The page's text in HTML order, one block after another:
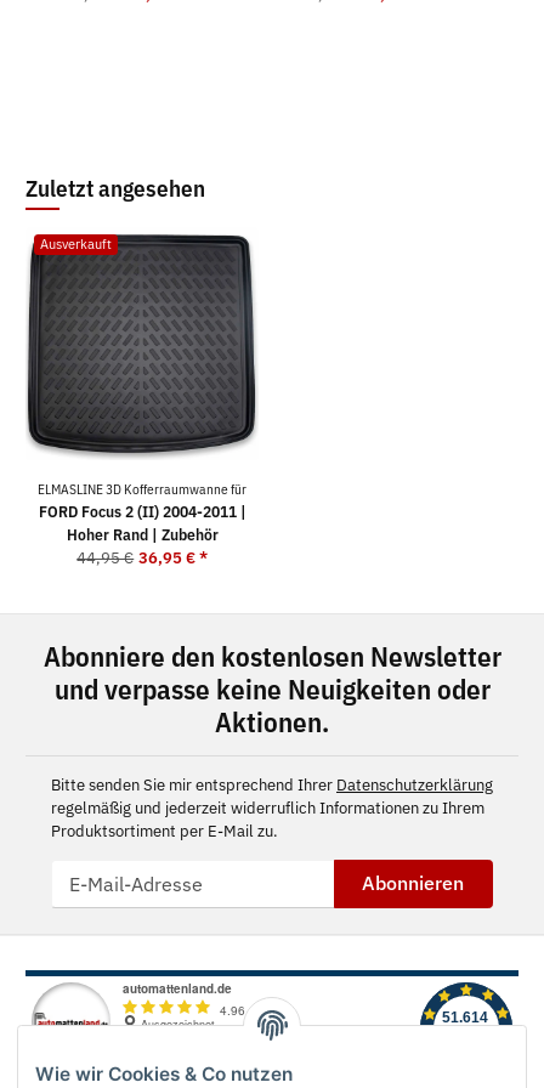
Wie wir Cookies & Co nutzen
Zuletzt angesehen
Ausverkauft
ELMASLINE 3D Kofferraumwanne für
FORD Focus 2 (II) 2004-2011 |
Hoher Rand | Zubehör
44,95 € 36,95 €*
Abonniere den kostenlosen Newsletter
und verpasse keine Neuigkeiten oder
Aktionen.
Bitte senden Sie mir entsprechend Ihrer Datenschutzerklärung
regelmäßig und jederzeit widerruflich Informationen zu Ihrem
Produktsortiment per E-Mail zu.
Abonnieren